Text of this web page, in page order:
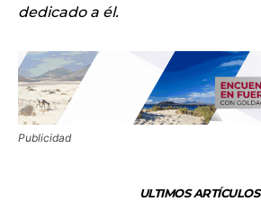
dedicado a él.
Publicidad
ULTIMOS ARTÍCULOS